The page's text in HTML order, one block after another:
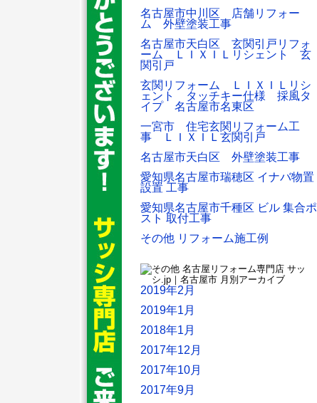
名古屋市中川区 店舗リフォー
ム 外壁塗装工事
名古屋市天白区 玄関引戸リフォ
ーム ＬＩＸＩＬリシェント 玄
関引戸
玄関リフォーム ＬＩＸＩＬリシ
ェント タッチキー仕様 採風タ
イプ 名古屋市名東区
一宮市 住宅玄関リフォーム工
事 ＬＩＸＩＬ玄関引戸
名古屋市天白区 外壁塗装工事
愛知県名古屋市瑞穂区 イナバ物置
設置 工事
愛知県名古屋市千種区 ビル 集合ポ
スト 取付工事
その他 リフォーム施工例
2019年2月
2019年1月
2018年1月
2017年12月
2017年10月
2017年9月